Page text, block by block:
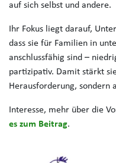
auf sich selbst und andere.
Ihr Fokus liegt darauf,
dass sie für Familien in
anschlussfähig sind –
partizipativ. Damit stärkt
Herausforderung, sondern
Interesse, mehr über die
es zum Beitrag.